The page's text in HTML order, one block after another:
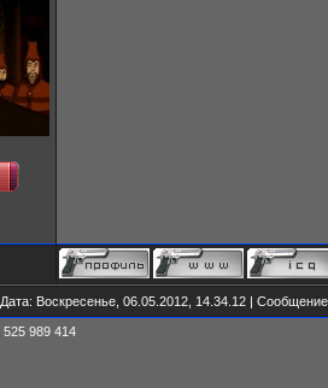
Дата: Воскресенье, 06.05.2012, 14.34.12 |
525 989 414